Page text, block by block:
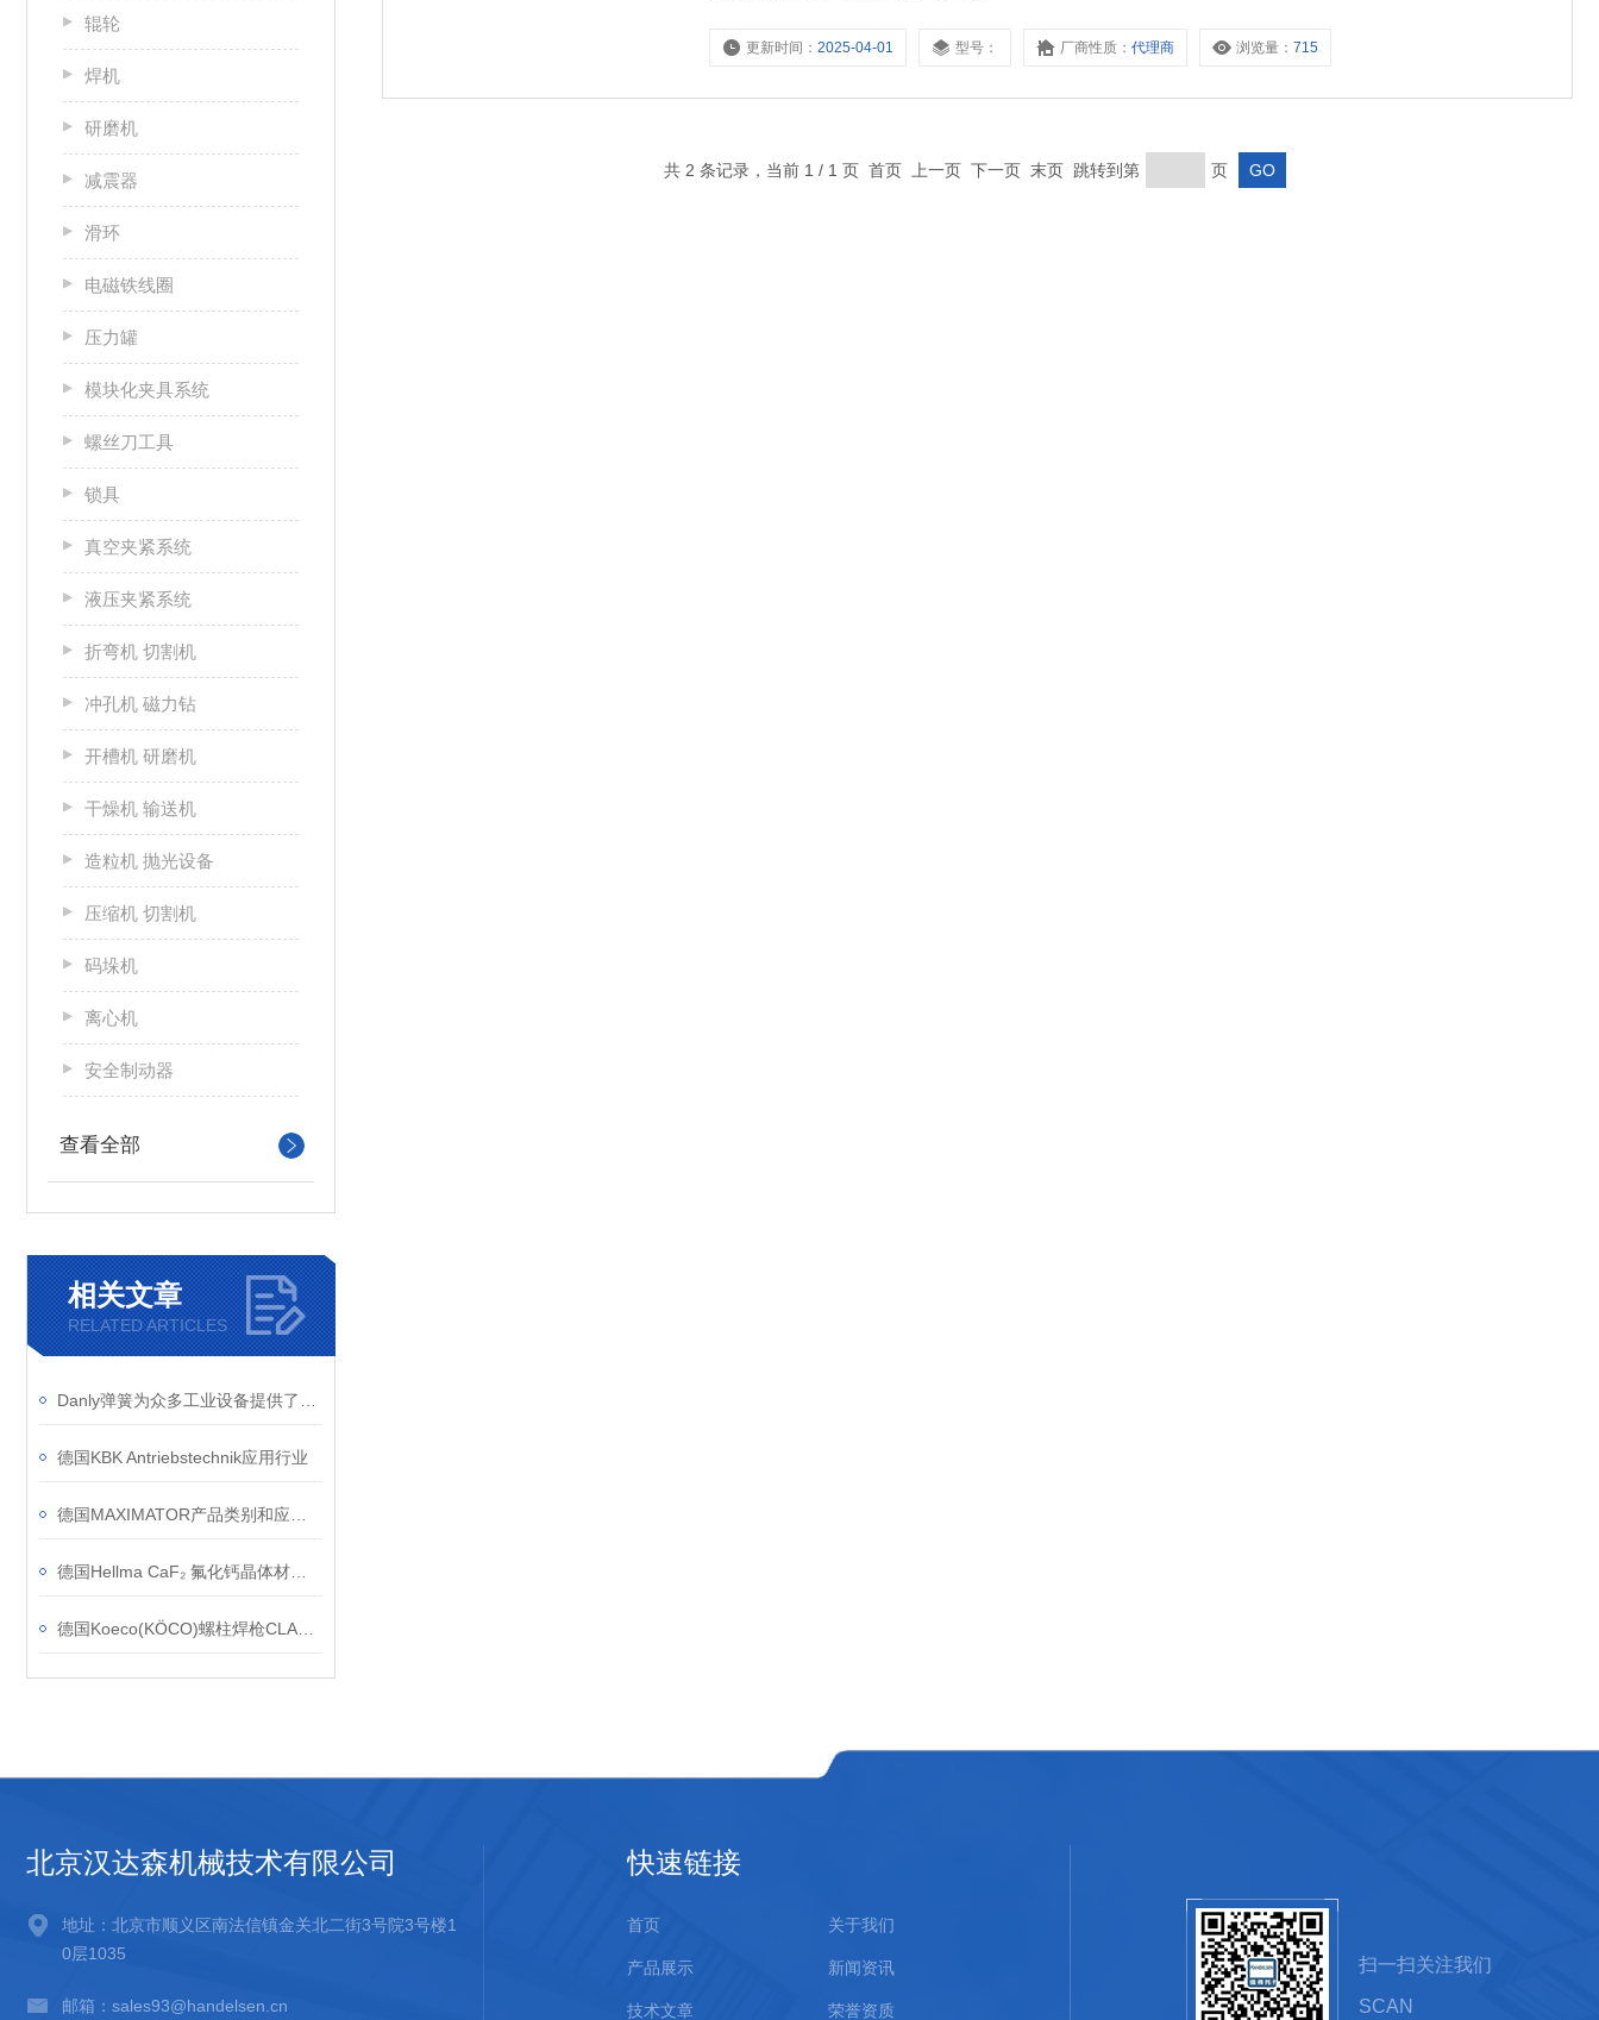
辊轮
焊机
研磨机
减震器
滑环
电磁铁线圈
压力罐
模块化夹具系统
螺丝刀工具
锁具
真空夹紧系统
液压夹紧系统
折弯机 切割机
冲孔机 磁力钻
开槽机 研磨机
干燥机 输送机
造粒机 抛光设备
压缩机 切割机
码垛机
离心机
安全制动器
查看全部
相关文章
RELATED ARTICLES
德国KBK Antriebstechnik应用行业
更新时间：2025-04-01 型号： 厂商性质：代理商 浏览量：715
共 2 条记录，当前 1 / 1 页 首页 上一页 下一页 末页 跳转到第 页
北京汉达森机械技术有限公司
地址：北京市顺义区南法信镇金关北二街3号院3号楼1
0层1035
邮箱：sales93@handelsen.cn
快速链接
首页 关于我们
产品展示 新闻资讯
技术文章 荣誉资质
扫一扫关注我们
SCAN